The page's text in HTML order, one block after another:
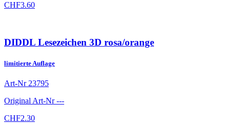
CHF3.60
DIDDL Lesezeichen 3D rosa/orange
limitierte Auflage
Art-Nr 23795
Original Art-Nr---
CHF2.30